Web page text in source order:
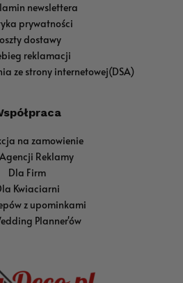
newslettera
prywatności
dostawy
reklamacji
ze strony internetowej(DSA)
na zamowienie
Reklamy
Dla Firm
Kwiaciarni
z upominkami
Planner'ów